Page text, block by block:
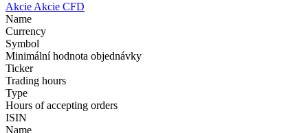
Akcie Akcie CFD
Name
Currency
Symbol
Minimální hodnota objednávky
Ticker
Trading hours
Type
Hours of accepting orders
ISIN
Name